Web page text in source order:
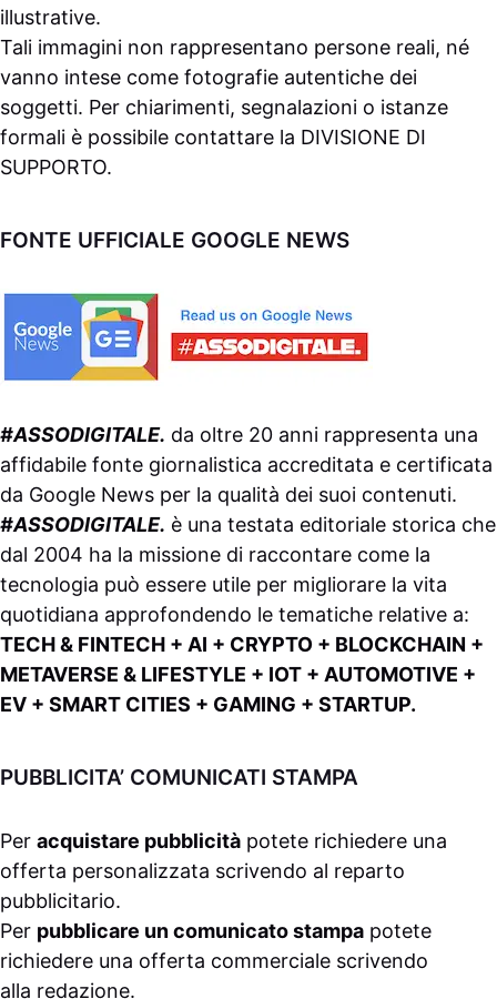
illustrative.
Tali immagini non rappresentano persone reali, né
vanno intese come fotografie autentiche dei
soggetti. Per chiarimenti, segnalazioni o istanze
formali è possibile contattare la DIVISIONE DI
SUPPORTO.
FONTE UFFICIALE GOOGLE NEWS
#ASSODIGITALE. da oltre 20 anni rappresenta una
affidabile fonte giornalistica accreditata e certificata
da Google News per la qualità dei suoi contenuti.
#ASSODIGITALE. è una testata editoriale storica che
dal 2004 ha la missione di raccontare come la
tecnologia può essere utile per migliorare la vita
quotidiana approfondendo le tematiche relative a:
TECH & FINTECH + AI + CRYPTO + BLOCKCHAIN +
METAVERSE & LIFESTYLE + IOT + AUTOMOTIVE +
EV + SMART CITIES + GAMING + STARTUP.
PUBBLICITA’ COMUNICATI STAMPA
Per acquistare pubblicità potete richiedere una
offerta personalizzata scrivendo al reparto
pubblicitario.
Per pubblicare un comunicato stampa potete
richiedere una offerta commerciale scrivendo
alla redazione.